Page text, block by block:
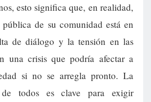
esto significa que, en realidad,
de su comunidad está en
de diálogo y la tensión en las
una crisis que podría afectar a
si no se arregla pronto. La
todos es clave para exigir